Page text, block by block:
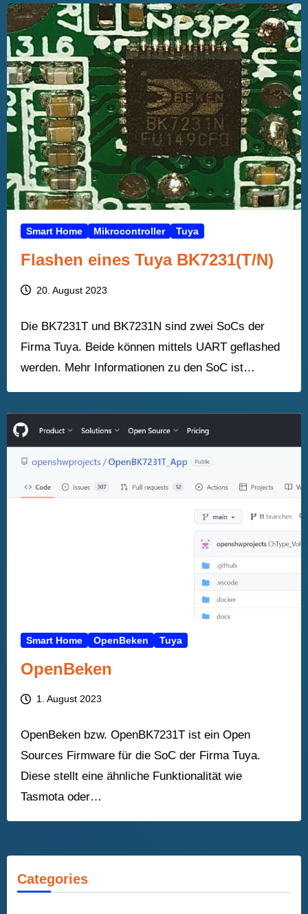
Smart Home Mikrocontroller Tuya
Flashen eines Tuya BK7231(T/N)
20. August 2023
Die BK7231T und BK7231N sind zwei SoCs der
Firma Tuya. Beide können mittels UART geflashed
werden. Mehr Informationen zu den SoC ist…
Smart Home OpenBeken Tuya
OpenBeken
1. August 2023
OpenBeken bzw. OpenBK7231T ist ein Open
Sources Firmware für die SoC der Firma Tuya.
Diese stellt eine ähnliche Funktionalität wie
Tasmota oder…
Categories